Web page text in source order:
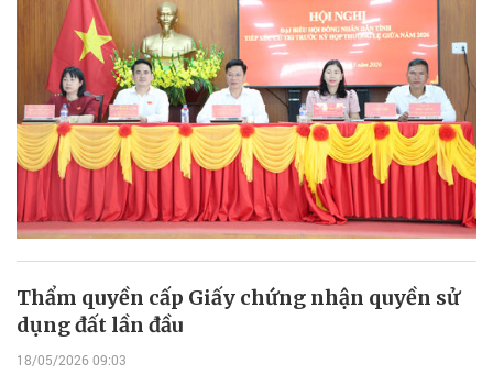
Thẩm quyền cấp Giấy chứng nhận quyền sử
dụng đất lần đầu
18/05/2026 09:03